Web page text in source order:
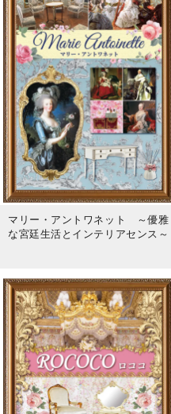
マリー・アントワネット ～優雅
な宮廷生活とインテリアセンス～